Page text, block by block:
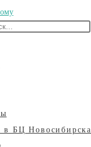
в БЦ Новосибирска